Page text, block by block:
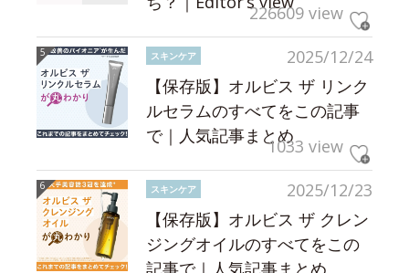
226609 view
2025/12/24
スキンケア
【保存版】オルビス ザ リンク
ルセラムのすべてをこの記事
で｜人気記事まとめ1033 view
2025/12/23
スキンケア
【保存版】オルビス ザ クレン
ジングオイルのすべてをこの